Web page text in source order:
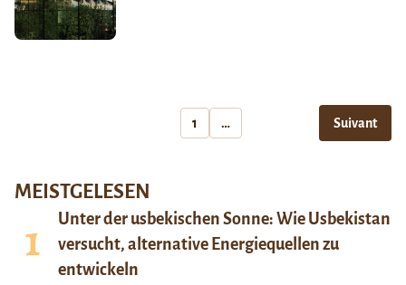
1 … Suivant
MEISTGELESEN
Unter der usbekischen Sonne: Wie Usbekistan
versucht, alternative Energiequellen zu
entwickeln